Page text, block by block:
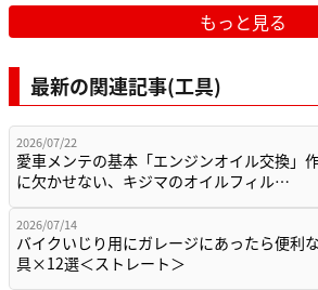
もっと見る
最新の関連記事(工具)
2026/07/22
愛車メンテの基本「エンジンオイル交換」
に欠かせない、キジマのオイルフィル…
2026/07/14
バイクいじり用にガレージにあったら便利
具×12選＜ストレート＞